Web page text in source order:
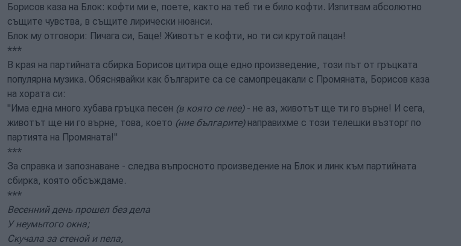
Борисов каза на Блок: кофти ми е, поете, както на теб ти е било кофти. Изпитвам абсолютно
същите чувства, в същите лирически нюанси.
Блок му отговори: Пичага си, Баце! Животът е кофти, но ти си крутой пацан!
***
В края на партийната сбирка Борисов цитира още едно произведение, този път от гръцката
популярна музика. Обяснявайки как българите са се самопрецакали с Промяната, Борисов каза
на хората си:
"Има една много хубава гръцка песен (в която се пее)- не аз, животът ще ти го върне! И сега,
животът ще ни го върне, това, което (ние българите)направихме с този телешки възторг по
партията на Промяната!"
***
За справка и запознаване - следва въпросното произведение на Блок и линк към партийната
сбирка, която обсъждаме.
***
Весенний день прошел без дела
У неумытого окна;
Скучала за стеной и пела,